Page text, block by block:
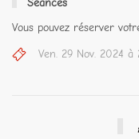
Séances
Vous pouvez réserver
Ven. 29 Nov. 2024 à